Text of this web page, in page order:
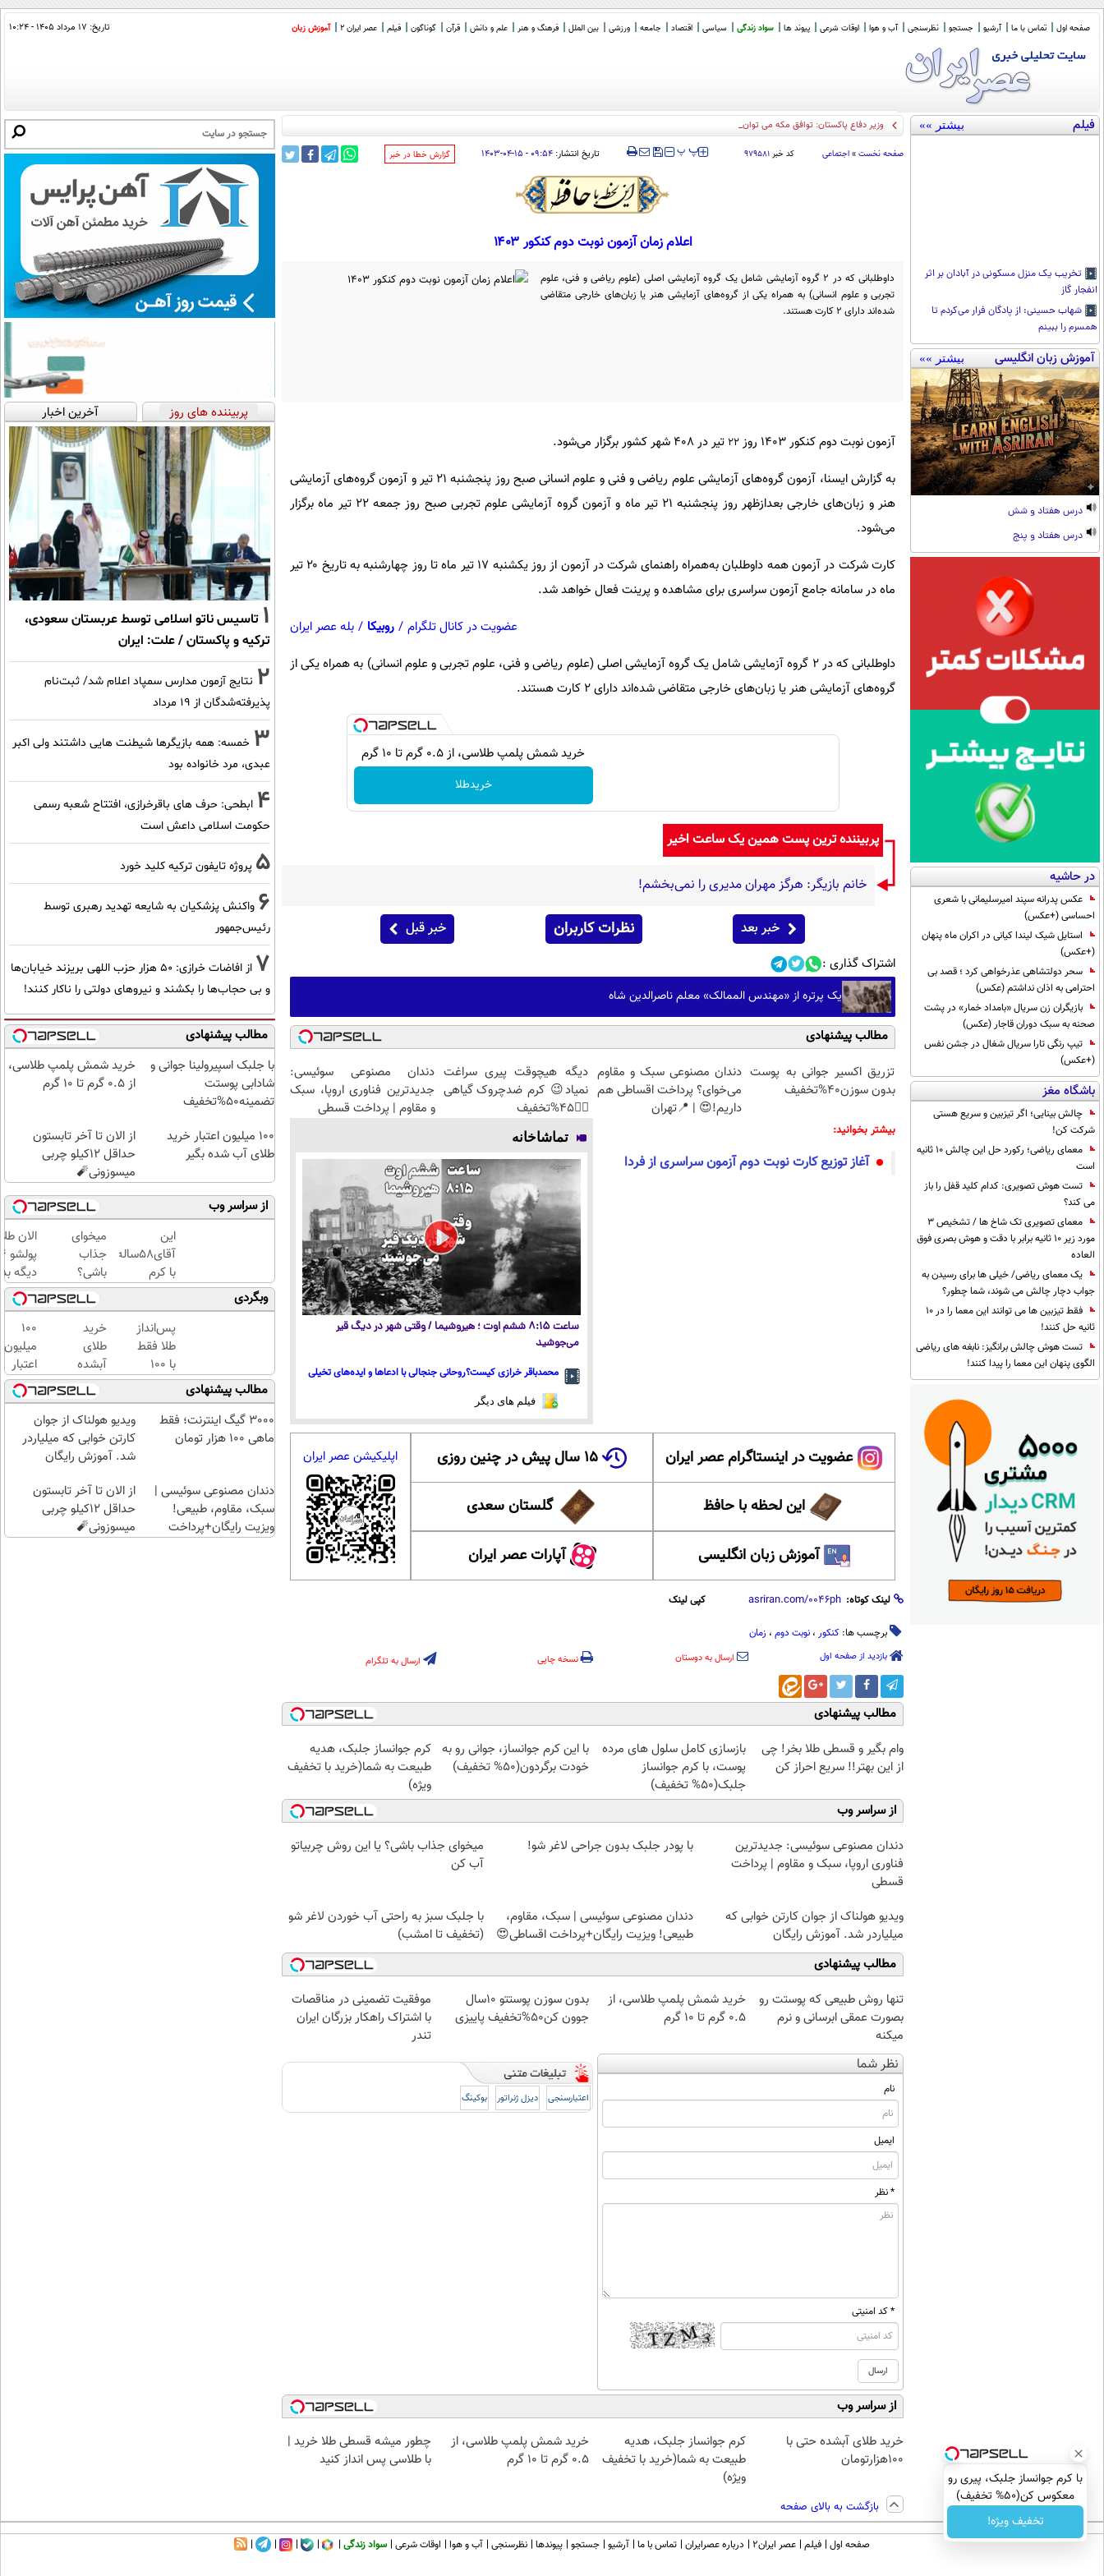
صفحه اول تماس با ما آرشیو جستجو نظرسنجی آب و هوا اوقات شرعی پیوند ها سواد زندگی سیاسی اقتصاد جامعه ورزشی بین الملل فرهنگ و هنر علم و دانش قرآن گوناگون فیلم عصر ایران 2 آموزش زبان تاریخ: ۱۷ مرداد ۱۴۰۵ - ۱۰:۲۴
فیلم بیشتر »»
تخریب یک منزل مسکونی در آبادان بر اثر
انفجار گاز
شهاب حسینی: از پادگان فرار می‌کردم تا
همسرم را ببینم
آموزش زبان انگلیسی بیشتر »»
درس هفتاد و شش
درس هفتاد و پنج
در حاشیه
عکس پدرانه سپند امیرسلیمانی با شعری
احساسی (+عکس)
استایل شیک لیندا کیانی در اکران ماه پنهان
(+عکس)
سحر دولتشاهی عذرخواهی کرد ؛ قصد بی
احترامی به اذان نداشتم (عکس)
بازیگران زن سریال «بامداد خمار» در پشت
صحنه به سبک دوران قاجار (عکس)
تیپ رنگی تارا سریال شغال در جشن نفس
(+عکس)
باشگاه مغز
چالش بینایی؛ اگر تیزبین و سریع هستی
شرکت کن!
معمای ریاضی؛ رکورد حل این چالش 10 ثانیه
است
تست هوش تصویری: کدام کلید قفل را باز
می کند؟
معمای تصویری تک شاخ ها / تشخیص 3
مورد زیر 10 ثانیه برابر با دقت و هوش بصری فوق
العاده
یک معمای ریاضی/ خیلی ها برای رسیدن به
جواب دچار چالش می شوند، شما چطور؟
فقط تیزبین ها می توانند این معما را در 10
ثانیه حل کنند!
تست هوش چالش برانگیز: نابغه های ریاضی
الگوی پنهان این معما را پیدا کنند!
وزیر دفاع پاکستان: توافق مکه می تواند به عنوان یک
صفحه نخست » اجتماعی کد خبر ۹۷۹۵۸۱ ‍‍‍ پپ تاریخ انتشار: ۰۹:۵۴ - ۱۵-۰۴-۱۴۰۳ ‌گزارش خطا در خبر
اعلام زمان آزمون نوبت دوم کنکور ۱۴۰۳
داوطلبانی که در ۲ گروه آزمایشی شامل یک گروه آزمایشی اصلی (علوم ریاضی و فنی، علوم
تجربی و علوم انسانی) به همراه یکی از گروه‌های آزمایشی هنر یا زبان‌های خارجی متقاضی
شده‌اند دارای ۲ کارت هستند.
آزمون نوبت دوم کنکور ۱۴۰۳ روز ۲۲ تیر در ۴۰۸ شهر کشور برگزار می‌شود.
به گزارش ایسنا، آزمون گروه‌های آزمایشی علوم ریاضی و فنی و علوم انسانی صبح روز پنجشنبه ۲۱ تیر و آزمون گروه‌های آزمایشی
هنر و زبان‌های خارجی بعدازظهر روز پنجشنبه ۲۱ تیر ماه و آزمون گروه آزمایشی علوم تجربی صبح روز جمعه ۲۲ تیر ماه برگزار
می‌شود.
کارت شرکت در آزمون همه داوطلبان به‌همراه راهنمای شرکت در آزمون از روز یکشنبه ۱۷ تیر ماه تا روز چهارشنبه به تاریخ ۲۰ تیر
ماه در سامانه جامع آزمون سراسری برای مشاهده و پرینت فعال خواهد شد.
عضویت در کانال تلگرام / روبیکا / بله عصر ایران
داوطلبانی که در ۲ گروه آزمایشی شامل یک گروه آزمایشی اصلی (علوم ریاضی و فنی، علوم تجربی و علوم انسانی) به همراه یکی از
گروه‌های آزمایشی هنر یا زبان‌های خارجی متقاضی شده‌اند دارای ۲ کارت هستند.
خرید شمش پلمپ طلاسی، از ۰.۵ گرم تا ۱۰ گرم
خریدطلا
پربیننده ترین پست همین یک ساعت اخیر
خانم بازیگر: هرگز مهران مدیری را نمی‌بخشم!
خبر بعد نظرات کاربران خبر قبل
اشتراک گذاری :
یک پرتره از «مهندس الممالک» معلم ناصرالدین شاه
مطالب پیشنهادی
تزریق اکسیر جوانی به پوست
بدون سوزن40%تخفیف
دندان مصنوعی سبک و مقاوم
می‌خوای؟ پرداخت اقساطی هم
داریم!😍 | 📍تهران
دیگه هیچوقت پیری سراغت
نمیاد😉 کرم ضدچروک گیاهی
👈🏻45%تخفیف
دندان مصنوعی سوئیسی:
جدیدترین فناوری اروپا، سبک
و مقاوم | پرداخت قسطی
بیشتر بخوانید:
آغاز توزیع کارت نوبت دوم آزمون سراسری از فردا
تماشاخانه
ساعت ۸:۱۵ ششم اوت ؛ هیروشیما / وقتی شهر در دیگ قیر
می‌جوشید
محمدباقر خرازی کیست؟روحانی جنجالی با ادعاها و ایده‌های تخیلی
فیلم های دیگر
عضویت در اینستاگرام عصر ایران ۱۵ سال پیش در چنین روزی
این لحظه با حافظ گلستان سعدی
آموزش زبان انگلیسی آپارات عصر ایران
اپلیکیشن عصر ایران
لینک کوتاه: کپی لینک
برچسب ها: کنکور ، نوبت دوم ، زمان
بازدید از صفحه اول ارسال به دوستان نسخه چاپی ارسال به تلگرام
مطالب پیشنهادی
وام بگیر و قسطی طلا بخر! چی
از این بهتر!! سریع احراز کن
بازسازی کامل سلول های مرده
پوست، با کرم جوانساز
جلبک(50% تخفیف)
با این کرم جوانساز، جوانی رو به
خودت برگردون(50% تخفیف)
کرم جوانساز جلبک، هدیه
طبیعت به شما(خرید با تخفیف
ویژه)
از سراسر وب
دندان مصنوعی سوئیسی: جدیدترین
فناوری اروپا، سبک و مقاوم | پرداخت
قسطی
با پودر جلبک بدون جراحی لاغر شو!
میخوای جذاب باشی؟ یا این روش چربیاتو
آب کن
ویدیو هولناک از جوان کارتن خوابی که
میلیاردر شد. آموزش رایگان
دندان مصنوعی سوئیسی | سبک، مقاوم،
طبیعی! ویزیت رایگان+پرداخت اقساطی😍
با جلبک سبز به راحتی آب خوردن لاغر شو
(تخفیف تا امشب)
مطالب پیشنهادی
تنها روش طبیعی که پوستت رو
بصورت عمقی ابرسانی و نرم
میکنه
خرید شمش پلمپ طلاسی، از
۰.۵ گرم تا ۱۰ گرم
بدون سوزن پوستتو 10سال
جوون کن50%تخفیف پاییزی
موفقیت تضمینی در مناقصات
با اشتراک راهکار بزرگان ایران
تندر
نظر شما
نام
ایمیل
* نظر
* کد امنیتی
اعتبارسنجی دیزل ژنراتور بوکینگ
از سراسر وب
خرید طلای آبشده حتی با
۱۰۰هزارتومان
کرم جوانساز جلبک، هدیه
طبیعت به شما(خرید با تخفیف
ویژه)
خرید شمش پلمپ طلاسی، از
۰.۵ گرم تا ۱۰ گرم
چطور میشه قسطی طلا خرید |
با طلاسی پس انداز کنید
بازگشت به بالای صفحه
پربیننده های روز آخرین اخبار
1 تاسیس ناتو اسلامی توسط عربستان سعودی،
ترکیه و پاکستان / علت: ایران
2 نتایج آزمون مدارس سمپاد اعلام شد/ ثبت‌نام
پذیرفته‌شدگان از ۱۹ مرداد
3 خمسه: همه بازیگرها شیطنت هایی داشتند ولی اکبر
عبدی، مرد خانواده بود
4 ابطحی: حرف های باقرخرازی، افتتاح شعبه رسمی
حکومت اسلامی داعش است
5 پروژه تایفون ترکیه کلید خورد
6 واکنش پزشکیان به شایعه تهدید رهبری توسط
رئیس‌جمهور
7
از افاضات خرازی: ۵۰ هزار حزب اللهی بریزند خیابان‌ها
و بی حجاب‌ها را بکشند و نیرو‌های دولتی را ناکار کنند!
مطالب پیشنهادی
با جلبک اسپیرولینا جوانی و
شادابی پوستت
تضمینه50%تخفیف
خرید شمش پلمپ طلاسی،
از ۰.۵ گرم تا ۱۰ گرم
100 میلیون اعتبار خرید
طلای آب شده بگیر
از الان تا آخر تابستون
حداقل 12کیلو چربی
میسوزونی🧨
از سراسر وب
این
آقای58ساله
با کرم
ضدچروک
جلبک10سال
جوان
شد(سفارش
با تخفیف)
میخوای
جذاب
باشی؟
یا این
روش
چربیاتو
آب کن
الان
دیگه
طلا با
بی‌بهره
وبگردی
پس‌انداز
طلا فقط
با ۱۰۰
هزارتومان
(امن و
راحت)
خرید
طلای
آبشده
حتی با
۱۰۰هزارتومان
100
میلیون
اعتبار
خرید
طلای
آب
شده
مطالب پیشنهادی
3000 گیگ اینترنت؛ فقط
ماهی 100 هزار تومان
ویدیو هولناک از جوان
کارتن خوابی که میلیاردر
شد. آموزش رایگان
دندان مصنوعی سوئیسی |
سبک، مقاوم، طبیعی!
ویزیت رایگان+پرداخت
از الان تا آخر تابستون
حداقل 12کیلو چربی
میسوزونی🧨
با کرم جوانساز جلبک، پیری رو
معکوس کن(50% تخفیف)
تخفیف ویژه!
صفحه اول فیلم عصر ایران۲ درباره عصرایران تماس با ما آرشیو جستجو پیوندها نظرسنجی آب و هوا اوقات شرعی سواد زندگی